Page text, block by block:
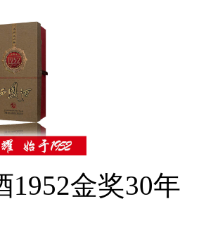
1952金奖30年